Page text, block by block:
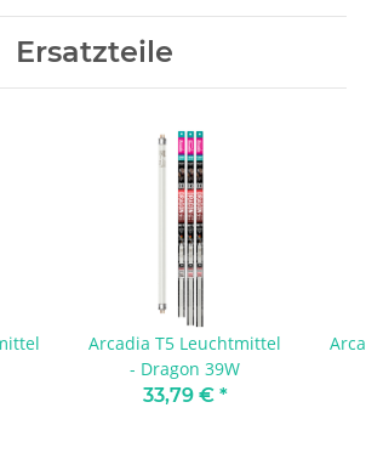
Ersatzteile
Arcadia T5 Leuchtmittel
- Dragon 39W
33,79 € *